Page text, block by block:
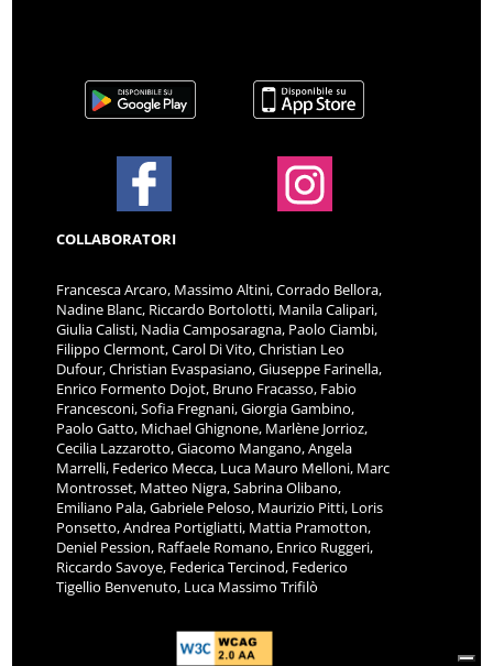
COLLABORATORI
Francesca Arcaro, Massimo Altini, Corrado Bellora,
Nadine Blanc, Riccardo Bortolotti, Manila Calipari,
Giulia Calisti, Nadia Camposaragna, Paolo Ciambi,
Filippo Clermont, Carol Di Vito, Christian Leo
Dufour, Christian Evaspasiano, Giuseppe Farinella,
Enrico Formento Dojot, Bruno Fracasso, Fabio
Francesconi, Sofia Fregnani, Giorgia Gambino,
Paolo Gatto, Michael Ghignone, Marlène Jorrioz,
Cecilia Lazzarotto, Giacomo Mangano, Angela
Marrelli, Federico Mecca, Luca Mauro Melloni, Marc
Montrosset, Matteo Nigra, Sabrina Olibano,
Emiliano Pala, Gabriele Peloso, Maurizio Pitti, Loris
Ponsetto, Andrea Portigliatti, Mattia Pramotton,
Deniel Pession, Raffaele Romano, Enrico Ruggeri,
Riccardo Savoye, Federica Tercinod, Federico
Tigellio Benvenuto, Luca Massimo Trifilò